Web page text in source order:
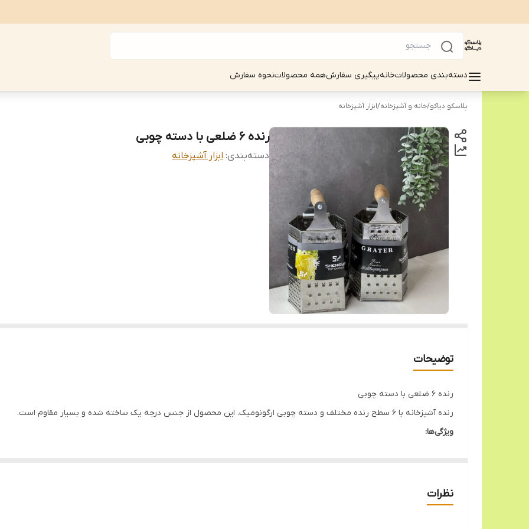
دسته‌بندی محصولاتخانهپیگیری سفارشهمه محصولاتنحوه سفارش
پلاسکو دیاکو/خانه و آشپزخانه/ابزار آشپزخانه
رنده ۶ ضلعی با دسته چوبی
دسته‌بندی: ابزار آشپزخانه
توضیحات
رنده ۶ ضلعی با دسته چوبی
رنده آشپزخانه با ۶ سطح رنده مختلف و دسته چوبی ارگونومیک. این محصول از جنس درجه یک ساخته شده و بسیار مقاوم است.
ویژگی‌ها:
جنس درجه یک و مقاوم
مناسب برای رنده کردن انواع مواد غذایی
نظرات